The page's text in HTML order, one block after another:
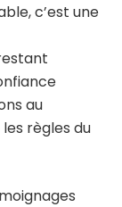
c’est une
au
règles du